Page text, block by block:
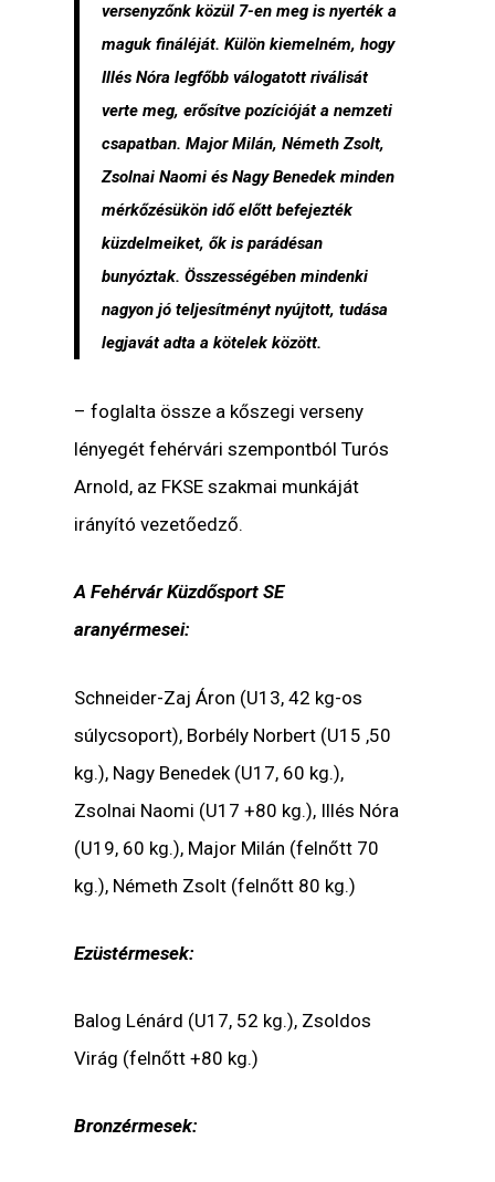
versenyzőnk közül 7-en meg is nyerték a
maguk fináléját. Külön kiemelném, hogy
Illés Nóra legfőbb válogatott riválisát
verte meg, erősítve pozícióját a nemzeti
csapatban. Major Milán, Németh Zsolt,
Zsolnai Naomi és Nagy Benedek minden
mérkőzésükön idő előtt befejezték
küzdelmeiket, ők is parádésan
bunyóztak. Összességében mindenki
nagyon jó teljesítményt nyújtott, tudása
legjavát adta a kötelek között.
– foglalta össze a kőszegi verseny
lényegét fehérvári szempontból Turós
Arnold, az FKSE szakmai munkáját
irányító vezetőedző.
A Fehérvár Küzdősport SE
aranyérmesei:
Schneider-Zaj Áron (U13, 42 kg-os
súlycsoport), Borbély Norbert (U15 ,50
kg.), Nagy Benedek (U17, 60 kg.),
Zsolnai Naomi (U17 +80 kg.), Illés Nóra
(U19, 60 kg.), Major Milán (felnőtt 70
kg.), Németh Zsolt (felnőtt 80 kg.)
Ezüstérmesek:
Balog Lénárd (U17, 52 kg.), Zsoldos
Virág (felnőtt +80 kg.)
Bronzérmesek: